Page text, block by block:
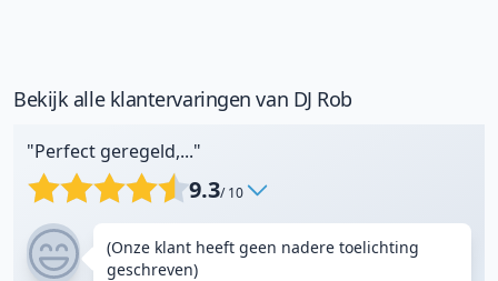
Bekijk alle klantervaringen van DJ Rob
"Perfect geregeld,..."
9.3/ 10
(Onze klant heeft geen nadere toelichting
geschreven)